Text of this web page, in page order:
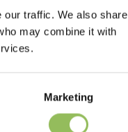
our traffic. We also share
may combine it with
Marketing